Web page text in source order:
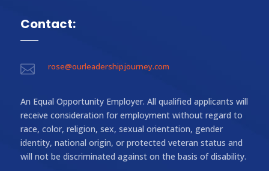
Contact:
 rose@ourleadershipjourney.com
An Equal Opportunity Employer. All qualified applicants will
receive consideration for employment without regard to
race, color, religion, sex, sexual orientation, gender
identity, national origin, or protected veteran status and
will not be discriminated against on the basis of disability.